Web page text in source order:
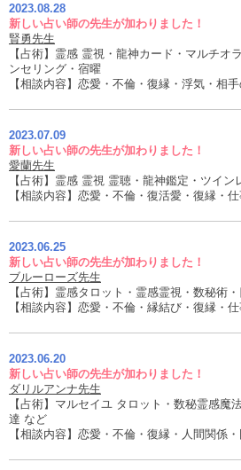
2023.08.28
新しい占い師の先生が加わりました！
賢勇先生
【占術】霊感 霊視・龍神カード・マルチオ
ンセリング・宿曜
【相談内容】恋愛・不倫・復縁・浮気・相
2023.07.09
新しい占い師の先生が加わりました！
愛蘭先生
【占術】霊感 霊視 霊聴・龍神鑑定・ツイン
【相談内容】恋愛・不倫・復活愛・復縁・
2023.06.25
新しい占い師の先生が加わりました！
ブルーローズ先生
【占術】霊感タロット・霊感霊視・数秘術
【相談内容】恋愛・不倫・縁結び・復縁・
2023.06.20
新しい占い師の先生が加わりました！
ダリルアンナ先生
【占術】マルセイユ タロット・数秘霊感魔
達 など
【相談内容】恋愛・不倫・復縁・人間関係